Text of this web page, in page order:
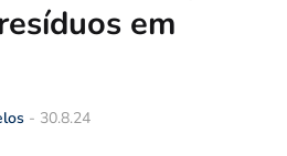
em
- 30.8.24